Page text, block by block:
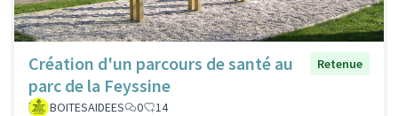
Création d'un parcours de santé au
parc de la Feyssine
Retenue
BOITESAIDEES 0 14